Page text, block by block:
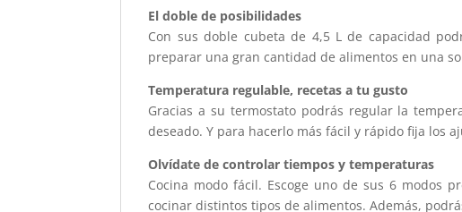
El doble de posibilidades
Con sus doble cubeta de 4,5 L de capacidad
preparar una gran cantidad de alimentos en una
Temperatura regulable, recetas a tu gusto
Gracias a su termostato podrás regular la
deseado. Y para hacerlo más fácil y rápido fija los
Olvídate de controlar tiempos y temperaturas
Cocina modo fácil. Escoge uno de sus 6 modos
cocinar distintos tipos de alimentos. Además,